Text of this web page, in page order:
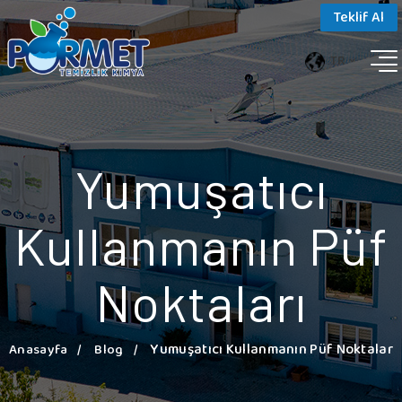
TR
Teklif Al
Yumuşatıcı
Kullanmanın Püf
Noktaları
Anasayfa Blog Yumuşatıcı Kullanmanın Püf Noktaları